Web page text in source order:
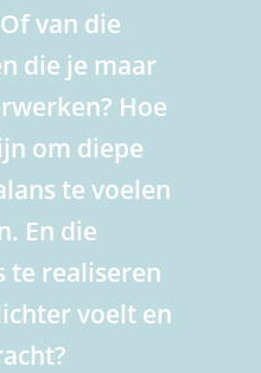
van die
die je maar
Hoe
om diepe
te voelen
En die
te realiseren
voelt en